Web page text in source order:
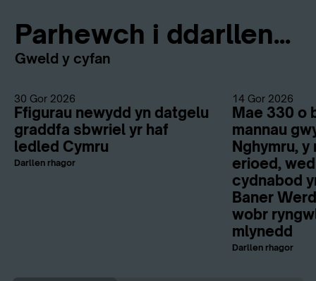
Parhewch i ddarllen...
Gweld y cyfan
30 Gor 2026
Ffigurau newydd yn datgelu
graddfa sbwriel yr haf
ledled Cymru
Darllen rhagor
14 Gor 2026
Mae 330 o
mannau
Nghymru,
erioed,
cydnabod
Baner
wobr
mlynedd
Darllen rhagor